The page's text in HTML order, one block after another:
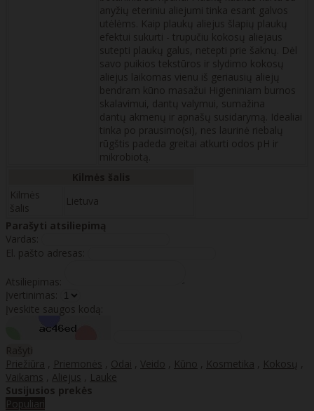
anyžių eteriniu aliejumi tinka esant galvos
utėlėms. Kaip plaukų aliejus šlapių plaukų
efektui sukurti - trupučiu kokosų aliejaus
sutepti plaukų galus, netepti prie šaknų. Dėl
savo puikios tekstūros ir slydimo kokosų
aliejus laikomas vienu iš geriausių aliejų
bendram kūno masažui Higieniniam burnos
skalavimui, dantų valymui, sumažina
dantų akmenų ir apnašų susidarymą. Idealiai
tinka po prausimo(si), nes laurinė riebalų
rūgštis padeda greitai atkurti odos pH ir
mikrobiotą.
Kilmės
šalis
Lietuva
Parašyti atsiliepimą
Vardas:
El. pašto adresas:
Atsiliepimas:
Įvertinimas:
Įveskite saugos kodą:
Rašyti
Priežiūra
Priemonės Odai Veido Kūno Kosmetika Kokosų
Vaikams
Aliejus
Lauke
Susijusios prekės
Populiari